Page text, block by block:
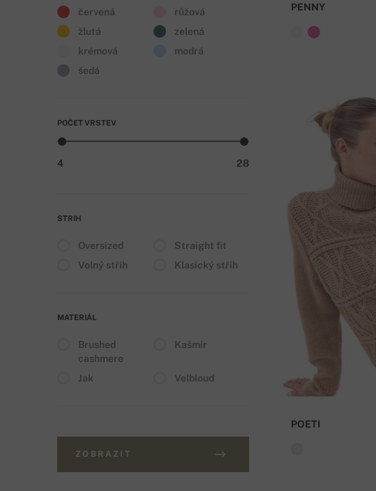
červená
růžová
žlutá
zelená
krémová
modrá
šedá
POČET VRSTEV
4 28
STRIH
Oversized
Straight fit
Volný střih
Klasický střih
MATERIÁL
Brushed
cashmere
Kašmír
Jak Velbloud
ZOBRAZIT
PENNY
POETI